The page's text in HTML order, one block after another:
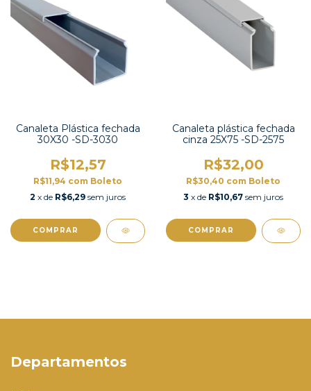
Canaleta Plástica fechada
30X30 -SD-3030
R$12,57
R$11,94 com Boleto
2 x de R$6,29 sem juros
COMPRAR
Canaleta plástica fechada
cinza 25X75 -SD-2575
R$32,00
R$30,40 com Boleto
3 x de R$10,67 sem juros
COMPRAR
Departamentos